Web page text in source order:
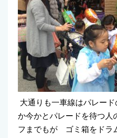
大通りも一車線はパレー
か今かとパレードを待つ人
フまでもが ゴミ箱をドラ